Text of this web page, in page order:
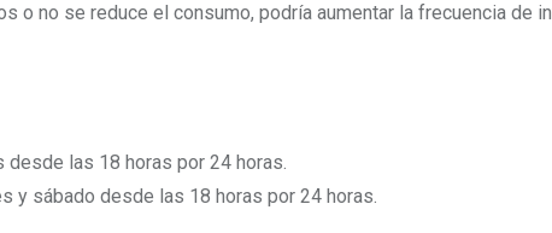
o no se reduce el consumo, podría aumentar la frecuencia de
desde las 18 horas por 24 horas.
y sábado desde las 18 horas por 24 horas.